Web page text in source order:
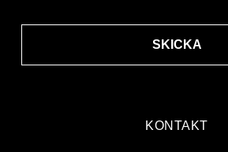
KONTAKT
SKICKA